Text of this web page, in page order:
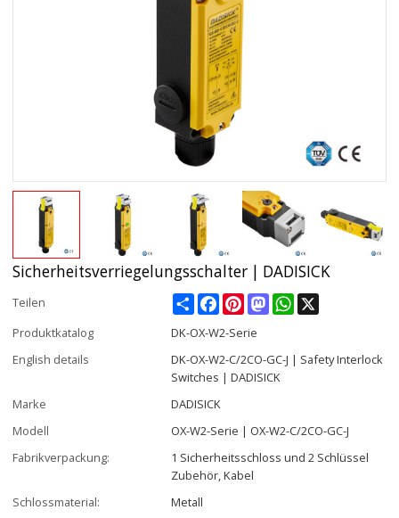
Sicherheitsverriegelungsschalter | DADISICK
Teilen ShareFacebookPinterestMastodonWhatsApp
Produktkatalog
DK-OX-W2-Serie
English details
DK-OX-W2-C/2CO-GC-J | Safety Interlock
Switches | DADISICK
Marke
DADISICK
Modell
OX-W2-Serie | OX-W2-C/2CO-GC-J
Fabrikverpackung:
1 Sicherheitsschloss und 2 Schlüssel
Zubehör, Kabel
Schlossmaterial:
Metall